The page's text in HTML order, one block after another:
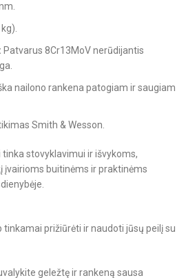
Patvarus 8Cr13MoV nerūdijantis
nailono rankena patogiam ir saugiam
Smith & Wesson.
tinka stovyklavimui ir išvykoms,
įvairioms buitinėms ir praktinėms
prižiūrėti ir naudoti jūsų peilį su
geležtę ir rankeną sausa